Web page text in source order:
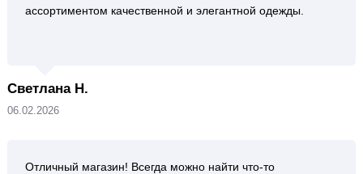
ассортиментом качественной и элегантной одежды.
Светлана Н.
06.02.2026
Отличный магазин! Всегда можно найти что-то